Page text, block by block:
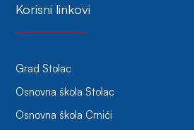
Korisni linkovi
Grad Stolac
Osnovna škola Stolac
Osnovna škola Crnići